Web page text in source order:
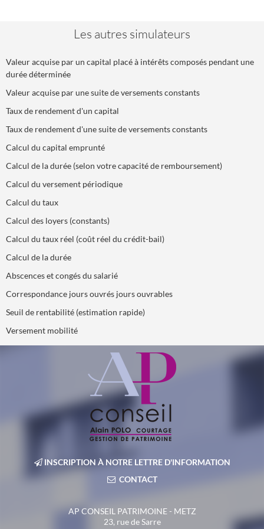
Les autres simulateurs
Valeur acquise par un capital placé à intérêts composés pendant une
durée déterminée
Valeur acquise par une suite de versements constants
Taux de rendement d'un capital
Taux de rendement d'une suite de versements constants
Calcul du capital emprunté
Calcul de la durée (selon votre capacité de remboursement)
Calcul du versement périodique
Calcul du taux
Calcul des loyers (constants)
Calcul du taux réel (coût réel du crédit-bail)
Calcul de la durée
Abscences et congés du salarié
Correspondance jours ouvrés jours ouvrables
Seuil de rentabilité (estimation rapide)
Versement mobilité
INSCRIPTION À NOTRE LETTRE D'INFORMATION
CONTACT
AP CONSEIL PATRIMOINE - METZ
23, rue de Sarre